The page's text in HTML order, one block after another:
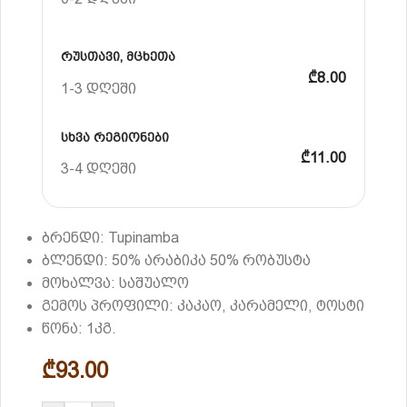
რუსთავი, მცხეთა
1-3 დღეში
₾8.00
სხვა რეგიონები
3-4 დღეში
₾11.00
ბრენდი: Tupinamba
ბლენდი: 50% არაბიკა 50% რობუსტა
მოხალვა: საშუალო
გემოს პროფილი: კაკაო, კარამელი, ტოსტი
წონა: 1კგ.
₾93.00